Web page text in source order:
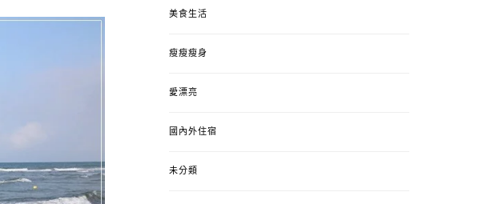
美食生活
瘦瘦瘦身
愛漂亮
國內外住宿
未分類